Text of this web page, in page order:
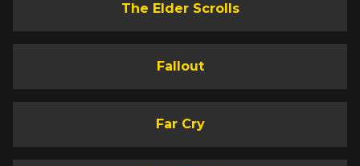
The Elder Scrolls
Fallout
Far Cry